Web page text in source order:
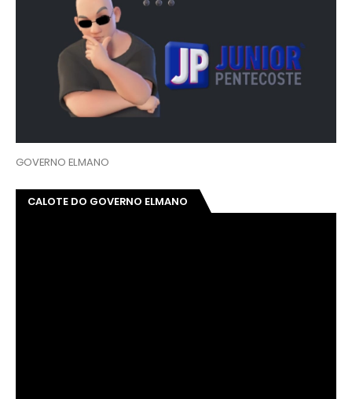
GOVERNO ELMANO
CALOTE DO GOVERNO ELMANO